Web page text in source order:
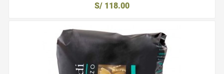
S/ 118.00